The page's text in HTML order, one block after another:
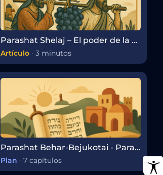
Parashat Shelaj – El poder de la perspectiva y el desafío de la fe
Artículo · 3 minutos
Parashat Behar-Bejukotai - Parashá Semanal
Plan · 7 capítulos